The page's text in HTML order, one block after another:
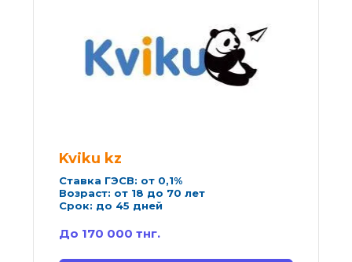
Kviku kz
Ставка ГЭСВ: от 0,1%
Возраст: от 18 до 70 лет
Срок: до 45 дней
До 170 000 тнг.